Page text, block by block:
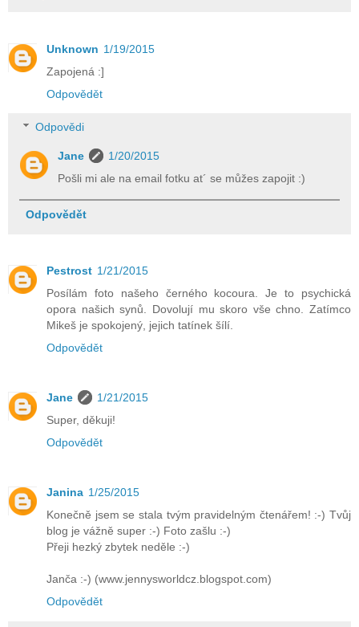
Unknown 1/19/2015
Zapojená :]
Odpovědět
Odpovědi
Jane
1/20/2015
Pošli mi ale na email fotku at´ se můžes zapojit :)
Odpovědět
Pestrost 1/21/2015
Posílám foto našeho černého kocoura. Je to psychická
opora našich synů. Dovolují mu skoro vše chno. Zatímco
Mikeš je spokojený, jejich tatínek šílí.
Odpovědět
Jane
1/21/2015
Super, děkuji!
Odpovědět
Janina 1/25/2015
Konečně jsem se stala tvým pravidelným čtenářem! :-) Tvůj
blog je vážně super :-) Foto zašlu :-)
Přeji hezký zbytek neděle :-)
Janča :-) (www.jennysworldcz.blogspot.com)
Odpovědět